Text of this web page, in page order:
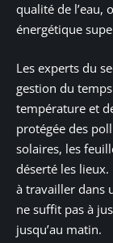
qualité de l’eau,
énergétique
Les experts du
gestion du
température et
protégée des
solaires, les
déserté les
à travailler dans
ne suffit pas à
jusqu’au matin.